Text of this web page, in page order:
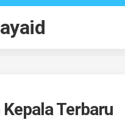
Terbaru